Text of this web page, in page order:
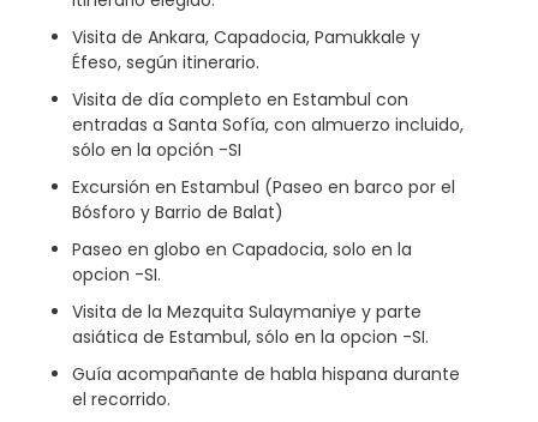
Visita de Ankara, Capadocia, Pamukkale y
Éfeso, según itinerario.
Visita de día completo en Estambul con
entradas a Santa Sofía, con almuerzo incluido,
sólo en la opción -SI
Excursión en Estambul (Paseo en barco por el
Bósforo y Barrio de Balat)
Paseo en globo en Capadocia, solo en la
opcion -SI.
Visita de la Mezquita Sulaymaniye y parte
asiática de Estambul, sólo en la opcion -SI.
Guía acompañante de habla hispana durante
el recorrido.